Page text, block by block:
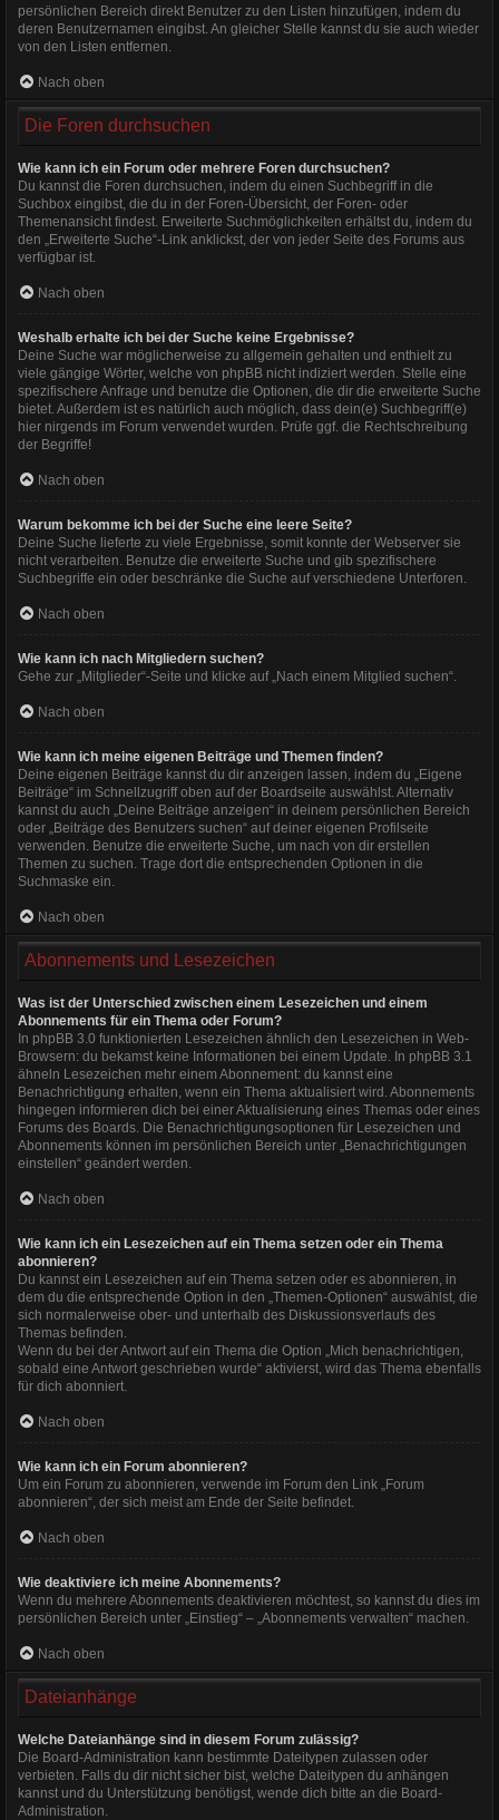
persönlichen Bereich direkt Benutzer zu den Listen hinzufügen, indem du
deren Benutzernamen eingibst. An gleicher Stelle kannst du sie auch wieder
von den Listen entfernen.
Nach oben
Die Foren durchsuchen
Wie kann ich ein Forum oder mehrere Foren durchsuchen?
Du kannst die Foren durchsuchen, indem du einen Suchbegriff in die
Suchbox eingibst, die du in der Foren-Übersicht, der Foren- oder
Themenansicht findest. Erweiterte Suchmöglichkeiten erhältst du, indem du
den „Erweiterte Suche“-Link anklickst, der von jeder Seite des Forums aus
verfügbar ist.
Nach oben
Weshalb erhalte ich bei der Suche keine Ergebnisse?
Deine Suche war möglicherweise zu allgemein gehalten und enthielt zu
viele gängige Wörter, welche von phpBB nicht indiziert werden. Stelle eine
spezifischere Anfrage und benutze die Optionen, die dir die erweiterte Suche
bietet. Außerdem ist es natürlich auch möglich, dass dein(e) Suchbegriff(e)
hier nirgends im Forum verwendet wurden. Prüfe ggf. die Rechtschreibung
der Begriffe!
Nach oben
Warum bekomme ich bei der Suche eine leere Seite?
Deine Suche lieferte zu viele Ergebnisse, somit konnte der Webserver sie
nicht verarbeiten. Benutze die erweiterte Suche und gib spezifischere
Suchbegriffe ein oder beschränke die Suche auf verschiedene Unterforen.
Nach oben
Wie kann ich nach Mitgliedern suchen?
Gehe zur „Mitglieder“-Seite und klicke auf „Nach einem Mitglied suchen“.
Nach oben
Wie kann ich meine eigenen Beiträge und Themen finden?
Deine eigenen Beiträge kannst du dir anzeigen lassen, indem du „Eigene
Beiträge“ im Schnellzugriff oben auf der Boardseite auswählst. Alternativ
kannst du auch „Deine Beiträge anzeigen“ in deinem persönlichen Bereich
oder „Beiträge des Benutzers suchen“ auf deiner eigenen Profilseite
verwenden. Benutze die erweiterte Suche, um nach von dir erstellen
Themen zu suchen. Trage dort die entsprechenden Optionen in die
Suchmaske ein.
Nach oben
Abonnements und Lesezeichen
Was ist der Unterschied zwischen einem Lesezeichen und einem
Abonnements für ein Thema oder Forum?
In phpBB 3.0 funktionierten Lesezeichen ähnlich den Lesezeichen in Web-
Browsern: du bekamst keine Informationen bei einem Update. In phpBB 3.1
ähneln Lesezeichen mehr einem Abonnement: du kannst eine
Benachrichtigung erhalten, wenn ein Thema aktualisiert wird. Abonnements
hingegen informieren dich bei einer Aktualisierung eines Themas oder eines
Forums des Boards. Die Benachrichtigungsoptionen für Lesezeichen und
Abonnements können im persönlichen Bereich unter „Benachrichtigungen
einstellen“ geändert werden.
Nach oben
Wie kann ich ein Lesezeichen auf ein Thema setzen oder ein Thema
abonnieren?
Du kannst ein Lesezeichen auf ein Thema setzen oder es abonnieren, in
dem du die entsprechende Option in den „Themen-Optionen“ auswählst, die
sich normalerweise ober- und unterhalb des Diskussionsverlaufs des
Themas befinden.
Wenn du bei der Antwort auf ein Thema die Option „Mich benachrichtigen,
sobald eine Antwort geschrieben wurde“ aktivierst, wird das Thema ebenfalls
für dich abonniert.
Nach oben
Wie kann ich ein Forum abonnieren?
Um ein Forum zu abonnieren, verwende im Forum den Link „Forum
abonnieren“, der sich meist am Ende der Seite befindet.
Nach oben
Wie deaktiviere ich meine Abonnements?
Wenn du mehrere Abonnements deaktivieren möchtest, so kannst du dies im
persönlichen Bereich unter „Einstieg“ – „Abonnements verwalten“ machen.
Nach oben
Dateianhänge
Welche Dateianhänge sind in diesem Forum zulässig?
Die Board-Administration kann bestimmte Dateitypen zulassen oder
verbieten. Falls du dir nicht sicher bist, welche Dateitypen du anhängen
kannst und du Unterstützung benötigst, wende dich bitte an die Board-
Administration.